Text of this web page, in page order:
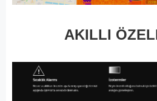
AKILLI